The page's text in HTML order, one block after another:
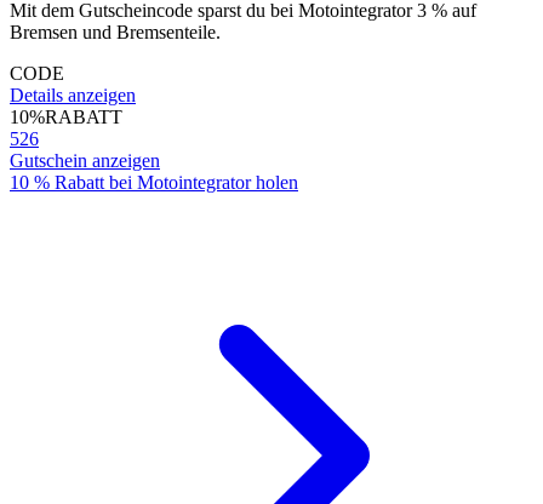
Mit dem Gutscheincode sparst du bei Motointegrator 3 % auf
Bremsen und Bremsenteile.
CODE
Details anzeigen
10%RABATT
526
Gutschein anzeigen
10 % Rabatt bei Motointegrator holen